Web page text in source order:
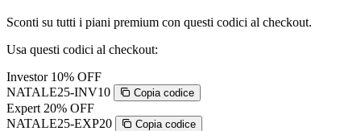
Sconti su tutti i piani premium con questi codici al checkout.
Usa questi codici al checkout:
Investor 10% OFF
NATALE25-INV10
Copia codice
Expert 20% OFF
NATALE25-EXP20
Copia codice